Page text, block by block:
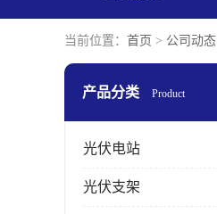
当前位置： 首页 > 公司动态
产品分类 Product
光伏电站
光伏支架